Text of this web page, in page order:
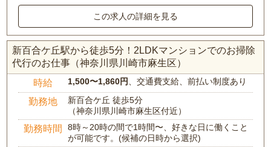
この求人の詳細を見る
新百合ケ丘駅から徒歩5分！2LDKマンションでのお掃除
代行のお仕事（神奈川県川崎市麻生区）
時給 1,500〜1,860円 、交通費支給、前払い制度あり
勤務地
新百合ケ丘 徒歩5分
（神奈川県川崎市麻生区付近）
勤務時間
8時～20時の間で1時間〜、好きな日に働くこと
が可能です。(候補の日時から選択)